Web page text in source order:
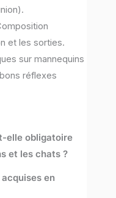
et les sorties.
sur mannequins
réflexes
elle obligatoire
et les chats ?
en